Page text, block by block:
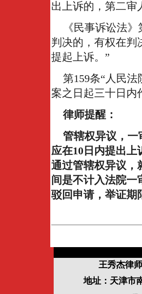
出上诉的，第二审
《民事诉讼法》
判决的，有权在判
提起上诉。”
第159条“人民法
案之日起三十日内
律师提醒：
管辖权异议，一
应在10日内提出上
通过管辖权异议，
间是不计入法院一
驳回申请，举证期
王秀杰律师
地址：天津市